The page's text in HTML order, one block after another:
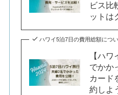
ビス比
ットは
ハワイ5泊7日の費用総額につ
【ハ
でかか
カード
約しよ